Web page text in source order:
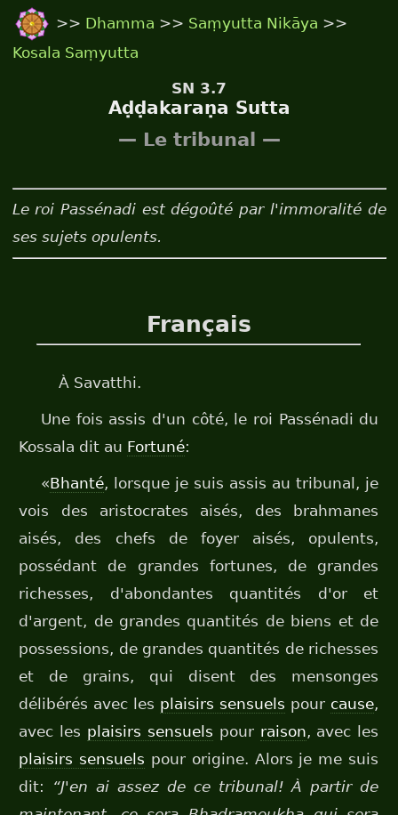
>> Dhamma >> Saṃyutta Nikāya >>
Kosala Saṃyutta
SN 3.7
Aḍḍakaraṇa Sutta
— Le tribunal —
Le roi Passénadi est dégoûté par l'immoralité de
ses sujets opulents.
Français
À Savatthi.
Une fois assis d'un côté, le roi Passénadi du
Kossala dit au Fortuné:
«Bhanté, lorsque je suis assis au tribunal, je
vois des aristocrates aisés, des brahmanes
aisés, des chefs de foyer aisés, opulents,
possédant de grandes fortunes, de grandes
richesses, d'abondantes quantités d'or et
d'argent, de grandes quantités de biens et de
possessions, de grandes quantités de richesses
et de grains, qui disent des mensonges
délibérés avec les plaisirs sensuels pour cause,
avec les plaisirs sensuels pour raison, avec les
plaisirs sensuels pour origine. Alors je me suis
dit: “J'en ai assez de ce tribunal! À partir de